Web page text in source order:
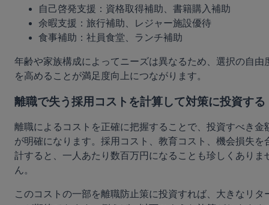
自己啓発支援：資格取得補助、書籍購入補助
余暇支援：旅行補助、レジャー施設優待
食事補助：社員食堂、ランチ補助
年齢や家族構成によってニーズは異なるため、選択の自由
を高めることが満足度向上につながります。
離職で失う採用コストを計算して対策に投資する
離職によるコストを正確に把握することで、投資すべき金
が明確になります。採用コスト、教育コスト、機会損失を
計すると、一人あたり数百万円になることも珍しくありま
ん。
このコストの一部を離職防止策に投資すれば、大きなリタ